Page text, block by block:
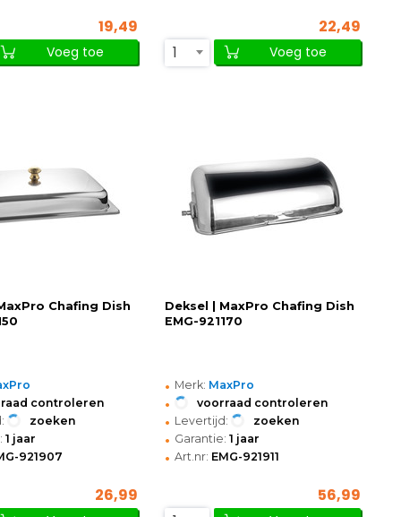
19,49
Voeg toe
22,49
1
Voeg toe
Chafing Dish
controleren
zoeken
1 jaar
921907
26,99
Deksel | MaxPro Chafing Dish
EMG-921170
• Merk: MaxPro
• voorraad controleren
• Levertijd: zoeken
• Garantie: 1 jaar
• Art.nr: EMG-921911
56,99